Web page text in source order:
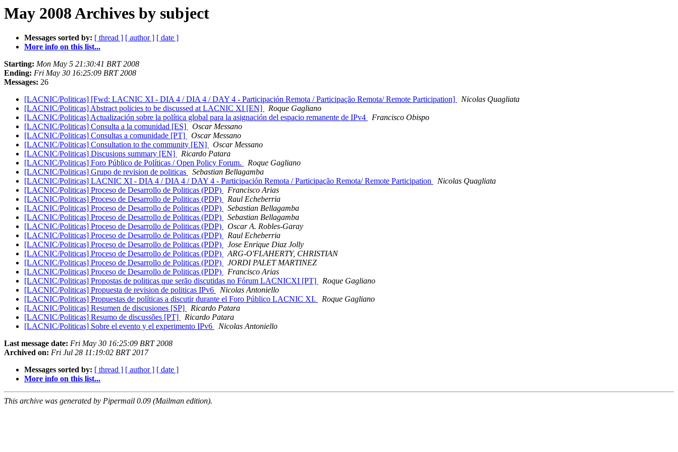
May 2008 Archives by subject
Messages sorted by: [ thread ] [ author ] [ date ]
More info on this list...
Starting: Mon May 5 21:30:41 BRT 2008
Ending: Fri May 30 16:25:09 BRT 2008
Messages: 26
[LACNIC/Politicas] [Fwd: LACNIC XI - DIA 4 / DIA 4 / DAY 4 - Participación Remota / Participação Remota/ Remote Participation]
Nicolas Quagliata
[LACNIC/Politicas] Abstract policies to be discussed at LACNIC XI [EN]
Roque Gagliano
[LACNIC/Politicas] Actualización sobre la política global para la asignación del espacio remanente de IPv4
Francisco Obispo
[LACNIC/Politicas] Consulta a la comunidad [ES]
Oscar Messano
[LACNIC/Politicas] Consultas a comunidade [PT]
Oscar Messano
[LACNIC/Politicas] Consultation to the community [EN]
Oscar Messano
[LACNIC/Politicas] Discusions summary [EN]
Ricardo Patara
[LACNIC/Politicas] Foro Público de Políticas / Open Policy Forum.
Roque Gagliano
[LACNIC/Politicas] Grupo de revision de politicas
Sebastian Bellagamba
[LACNIC/Politicas] LACNIC XI - DIA 4 / DIA 4 / DAY 4 - Participación Remota / Participação Remota/ Remote Participation
Nicolas Quagliata
[LACNIC/Politicas] Proceso de Desarrollo de Politicas (PDP)
Francisco Arias
[LACNIC/Politicas] Proceso de Desarrollo de Politicas (PDP)
Raul Echeberria
[LACNIC/Politicas] Proceso de Desarrollo de Politicas (PDP)
Sebastian Bellagamba
[LACNIC/Politicas] Proceso de Desarrollo de Politicas (PDP)
Sebastian Bellagamba
[LACNIC/Politicas] Proceso de Desarrollo de Politicas (PDP)
Oscar A. Robles-Garay
[LACNIC/Politicas] Proceso de Desarrollo de Politicas (PDP)
Raul Echeberria
[LACNIC/Politicas] Proceso de Desarrollo de Politicas (PDP)
Jose Enrique Diaz Jolly
[LACNIC/Politicas] Proceso de Desarrollo de Politicas (PDP)
ARG-O'FLAHERTY, CHRISTIAN
[LACNIC/Politicas] Proceso de Desarrollo de Politicas (PDP)
JORDI PALET MARTINEZ
[LACNIC/Politicas] Proceso de Desarrollo de Politicas (PDP)
Francisco Arias
[LACNIC/Politicas] Propostas de politicas que serão discutidas no Fórum LACNICXI [PT]
Roque Gagliano
[LACNIC/Politicas] Propuesta de revision de politicas IPv6
Nicolas Antoniello
[LACNIC/Politicas] Propuestas de políticas a discutir durante el Foro Público LACNIC XI.
Roque Gagliano
[LACNIC/Politicas] Resumen de discusiones [SP]
Ricardo Patara
[LACNIC/Politicas] Resumo de discussões [PT]
Ricardo Patara
[LACNIC/Politicas] Sobre el evento y el experimento IPv6
Nicolas Antoniello
Last message date: Fri May 30 16:25:09 BRT 2008
Archived on: Fri Jul 28 11:19:02 BRT 2017
Messages sorted by: [ thread ] [ author ] [ date ]
More info on this list...
This archive was generated by Pipermail 0.09 (Mailman edition).